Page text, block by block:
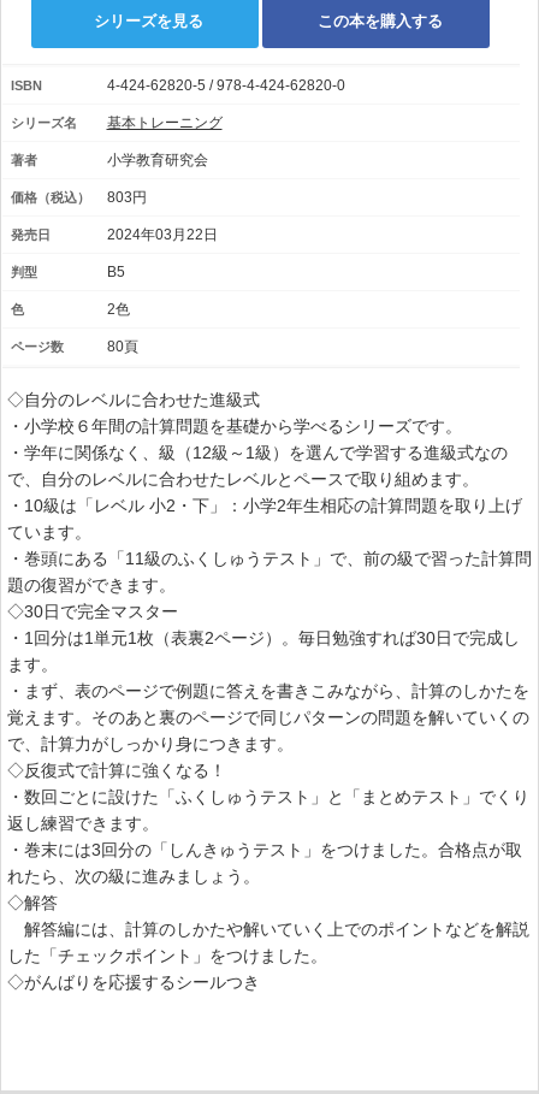
シリーズを見る この本を購入する
ISBN 4-424-62820-5 / 978-4-424-62820-0
シリーズ名 基本トレーニング
著者 小学教育研究会
価格（税込） 803円
発売日 2024年03月22日
判型 B5
色 2色
ページ数 80頁
◇自分のレベルに合わせた進級式
・小学校６年間の計算問題を基礎から学べるシリーズです。
・学年に関係なく、級（12級～1級）を選んで学習する進級式なの
で、自分のレベルに合わせたレベルとペースで取り組めます。
・10級は「レベル 小2・下」：小学2年生相応の計算問題を取り上げ
ています。
・巻頭にある「11級のふくしゅうテスト」で、前の級で習った計算問
題の復習ができます。
◇30日で完全マスター
・1回分は1単元1枚（表裏2ページ）。毎日勉強すれば30日で完成し
ます。
・まず、表のページで例題に答えを書きこみながら、計算のしかたを
覚えます。そのあと裏のページで同じパターンの問題を解いていくの
で、計算力がしっかり身につきます。
◇反復式で計算に強くなる！
・数回ごとに設けた「ふくしゅうテスト」と「まとめテスト」でくり
返し練習できます。
・巻末には3回分の「しんきゅうテスト」をつけました。合格点が取
れたら、次の級に進みましょう。
◇解答
解答編には、計算のしかたや解いていく上でのポイントなどを解説
した「チェックポイント」をつけました。
◇がんばりを応援するシールつき